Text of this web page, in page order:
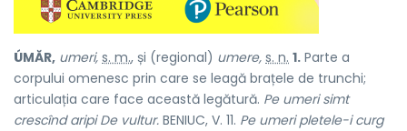
ÚMĂR, umeri, s. m., și (regional) umere, s. n. 1. Parte a
corpului omenesc prin care se leagă brațele de trunchi;
articulația care face această legătură. Pe umeri simt
crescînd aripi De vultur. BENIUC, V. 11. Pe umeri pletele-i curg